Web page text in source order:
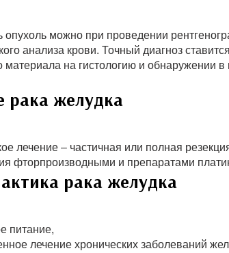
опухоль можно при проведении
анализа крови. Точный диагноз
материала на гистологию и обнаружении в
рака желудка
лечение – частичная или полная
фторпроизводными и препаратами
рака желудка
питание,
лечение хронических заболеваний